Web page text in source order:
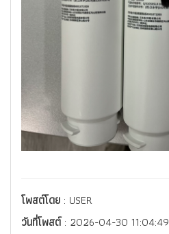
โพสต์โดย : USER
วันที่โพสต์: 2026-04-30 11:04:49